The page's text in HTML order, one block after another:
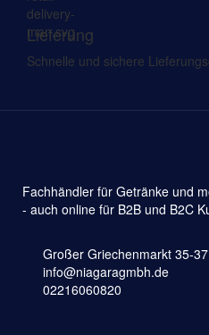
Lieferung
Schnelle und sichere
Fachhändler für Getränke und
- auch online für B2B und B2C
Großer Griechenmarkt 35-
info@niagaragmbh.de
02216060820